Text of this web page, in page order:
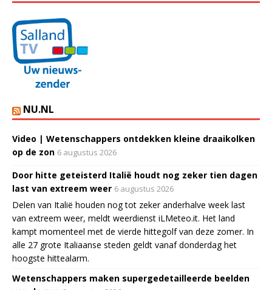
NU.NL
Video | Wetenschappers ontdekken kleine draaikolken
op de zon 6 augustus 2026
Door hitte geteisterd Italië houdt nog zeker tien dagen
last van extreem weer 6 augustus 2026
Delen van Italië houden nog tot zeker anderhalve week last
van extreem weer, meldt weerdienst iLMeteo.it. Het land
kampt momenteel met de vierde hittegolf van deze zomer. In
alle 27 grote Italiaanse steden geldt vanaf donderdag het
hoogste hittealarm.
Wetenschappers maken supergedetailleerde beelden